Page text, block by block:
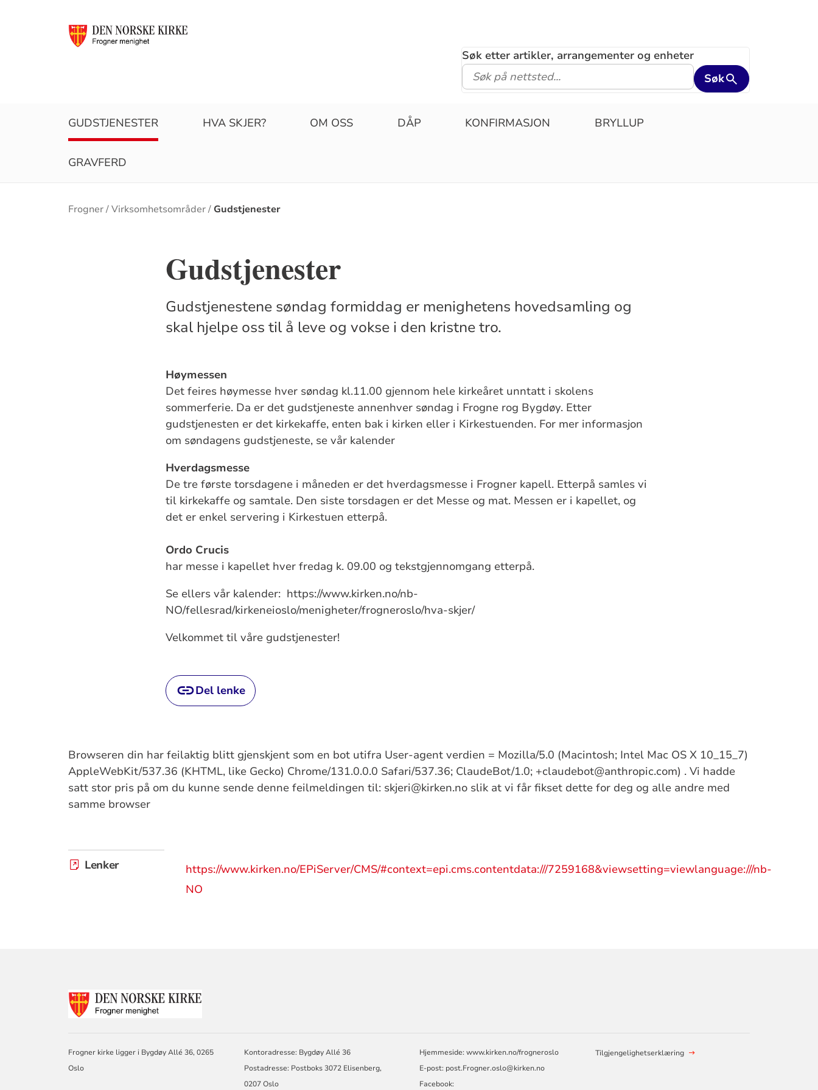
Søk etter artikler, arrangementer og enheter
Søk
GUDSTJENESTER HVA SKJER? OM OSS DÅP KONFIRMASJON BRYLLUP
GRAVFERD
Brødsmulesti
Frogner Virksomhetsområder Gudstjenester
Gudstjenester
Gudstjenestene søndag formiddag er menighetens hovedsamling og
skal hjelpe oss til å leve og vokse i den kristne tro.
Høymessen
Det feires høymesse hver søndag kl.11.00 gjennom hele kirkeåret unntatt i skolens
sommerferie. Da er det gudstjeneste annenhver søndag i Frogne rog Bygdøy. Etter
gudstjenesten er det kirkekaffe, enten bak i kirken eller i Kirkestuenden. For mer informasjon
om søndagens gudstjeneste, se vår kalender
Hverdagsmesse
De tre første torsdagene i måneden er det hverdagsmesse i Frogner kapell. Etterpå samles vi
til kirkekaffe og samtale. Den siste torsdagen er det Messe og mat. Messen er i kapellet, og
det er enkel servering i Kirkestuen etterpå.
Ordo Crucis
har messe i kapellet hver fredag k. 09.00 og tekstgjennomgang etterpå.
Se ellers vår kalender: https://www.kirken.no/nb-
NO/fellesrad/kirkeneioslo/menigheter/frogneroslo/hva-skjer/
Velkommet til våre gudstjenester!
Del lenke
Browseren din har feilaktig blitt gjenskjent som en bot utifra User-agent verdien = Mozilla/5.0 (Macintosh; Intel Mac OS X 10_15_7)
AppleWebKit/537.36 (KHTML, like Gecko) Chrome/131.0.0.0 Safari/537.36; ClaudeBot/1.0; +claudebot@anthropic.com) . Vi hadde
satt stor pris på om du kunne sende denne feilmeldingen til: skjeri@kirken.no slik at vi får fikset dette for deg og alle andre med
samme browser
Lenker
https://www.kirken.no/EPiServer/CMS/#context=epi.cms.contentdata:///7259168&viewsetting=viewlanguage:///nb-
NO
Frogner kirke ligger i Bygdøy Allé 36, 0265
Oslo
Kontoradresse: Bygdøy Allé 36
Postadresse: Postboks 3072 Elisenberg,
0207 Oslo
Hjemmeside:www.kirken.no/frogneroslo
E-post: post.Frogner.oslo@kirken.no
Facebook:
Tilgjengelighetserklæring